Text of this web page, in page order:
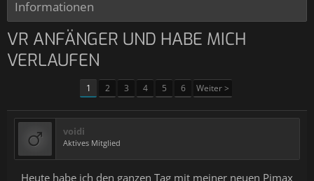
Informationen
VR ANFÄNGER UND HABE MICH
VERLAUFEN
1 2 3 4 5 6 Weiter >
voidi
Aktives Mitglied
Heute habe ich den ganzen Tag mit meiner neuen Pimax